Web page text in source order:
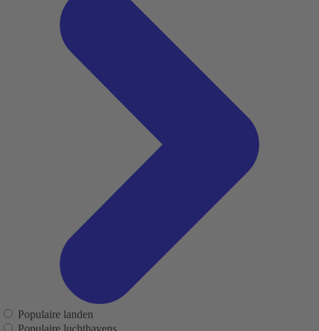
Populaire landen
Populaire luchthavens